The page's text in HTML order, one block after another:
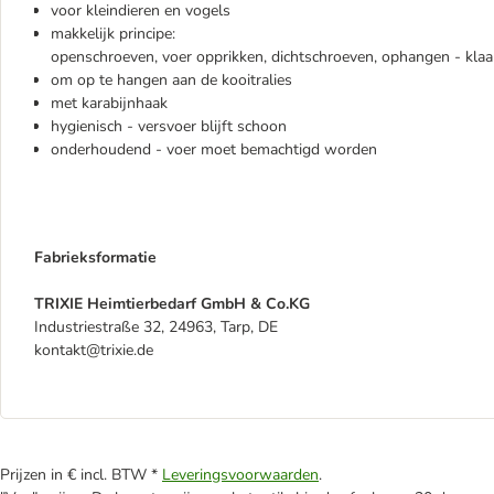
voor kleindieren en vogels
makkelijk principe:
openschroeven, voer opprikken, dichtschroeven, ophangen -
om op te hangen aan de kooitralies
met karabijnhaak
hygienisch - versvoer blijft schoon
onderhoudend - voer moet bemachtigd worden
Fabrieksformatie
TRIXIE Heimtierbedarf GmbH & Co.KG
Industriestraße 32, 24963, Tarp, DE
kontakt@trixie.de
Prijzen in € incl. BTW * Leveringsvoorwaarden.